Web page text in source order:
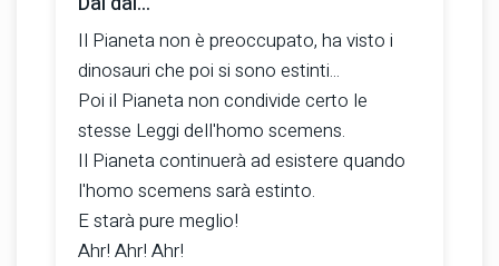
Il Pianeta non è preoccupato, ha visto i
dinosauri che poi si sono estinti...
Poi il Pianeta non condivide certo le
stesse Leggi dell'homo scemens.
Il Pianeta continuerà ad esistere quando
l'homo scemens sarà estinto.
E starà pure meglio!
Ahr! Ahr! Ahr!